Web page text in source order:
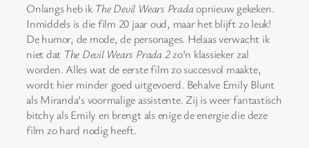
Onlangs heb ik The Devil Wears Pradaopnieuw gekeken.
Inmiddels is die film 20 jaar oud, maar het blijft zo leuk!
De humor, de mode, de personages. Helaas verwacht ik
niet dat The Devil Wears Prada 2zo’n klassieker zal
worden. Alles wat de eerste film zo succesvol maakte,
wordt hier minder goed uitgevoerd. Behalve Emily Blunt
als Miranda’s voormalige assistente. Zij is weer fantastisch
bitchy als Emily en brengt als enige de energie die deze
film zo hard nodig heeft.